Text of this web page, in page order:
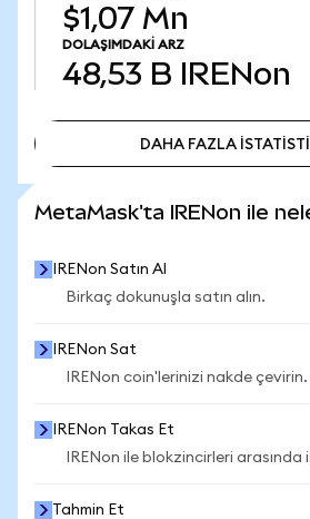
$1,07 Mn
DOLAŞIMDAKI ARZ
48,53 B IRENon
DAHA FAZLA
MetaMask'ta IRENon ile
IRENon Satın Al
Birkaç dokunuşla satın alın.
IRENon Sat
IRENon coin'lerinizi nakde çevirin.
IRENon Takas Et
IRENon ile blokzincirleri arasında
Tahmin Et